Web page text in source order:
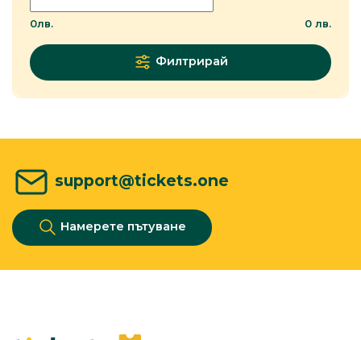
0лв. 0 лв.
Филтрирай
support@tickets.one
Намерете пътуване